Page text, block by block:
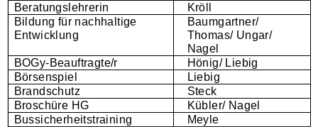
Beratungslehrerin
Kröll
Bildung für nachhaltige
Entwicklung
Baumgartner/
Thomas/ Ungar/
Nagel
BOGy-Beauftragte/r
Hönig/ Liebig
Börsenspiel
Liebig
Brandschutz
Steck
Broschüre HG
Kübler/ Nagel
Bussicherheitstraining
Meyle